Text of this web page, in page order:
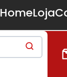
HomeLoja